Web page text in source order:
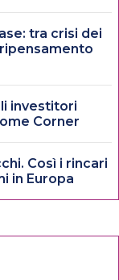
tra crisi dei
investitori
Corner
Così i rincari
in Europa